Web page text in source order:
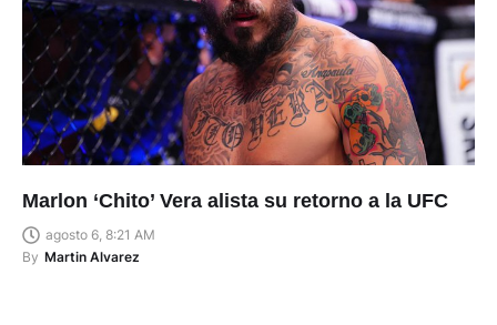
Marlon ‘Chito’ Vera alista su retorno a la UFC
agosto 6, 8:21 AM
By
Martin Alvarez